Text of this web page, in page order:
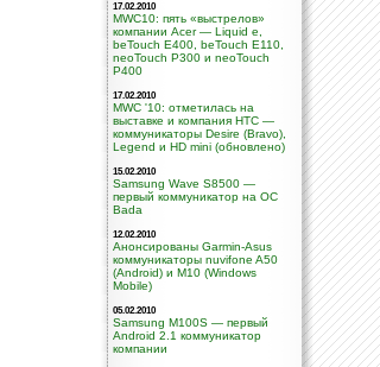
17.02.2010
MWC10: пять «выстрелов»
компании Acer — Liquid e,
beTouch E400, beTouch E110,
neoTouch P300 и neoTouch
P400
17.02.2010
MWC '10: отметилась на
выставке и компания HTC —
коммуникаторы Desire (Bravo),
Legend и HD mini (обновлено)
15.02.2010
Samsung Wave S8500 —
первый коммуникатор на ОС
Bada
12.02.2010
Анонсированы Garmin-Asus
коммуникаторы nuvifone A50
(Android) и M10 (Windows
Mobile)
05.02.2010
Samsung M100S — первый
Android 2.1 коммуникатор
компании